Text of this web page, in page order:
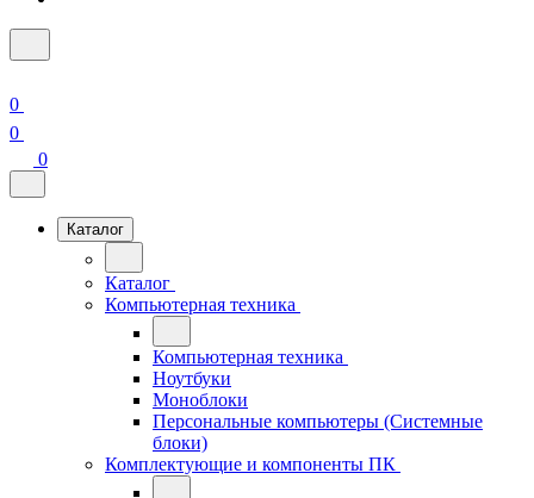
0
0
0
Каталог
Каталог
Компьютерная техника
Компьютерная техника
Ноутбуки
Моноблоки
Персональные компьютеры (Системные
блоки)
Комплектующие и компоненты ПК